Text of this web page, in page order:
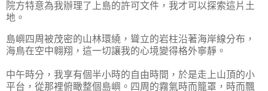
院方特意為我辦理了上島的許可文件，我才可以探索這片土
地。
島嶼四周被茂密的山林環繞，聳立的岩柱沿著海岸線分布，
海鳥在空中翱翔，這一切讓我的心境變得格外寧靜。
中午時分，我享有個半小時的自由時間，於是走上山頂的小
平台，從那裡俯瞰整個島嶼。四周的霧氣時而籠罩，時而飄